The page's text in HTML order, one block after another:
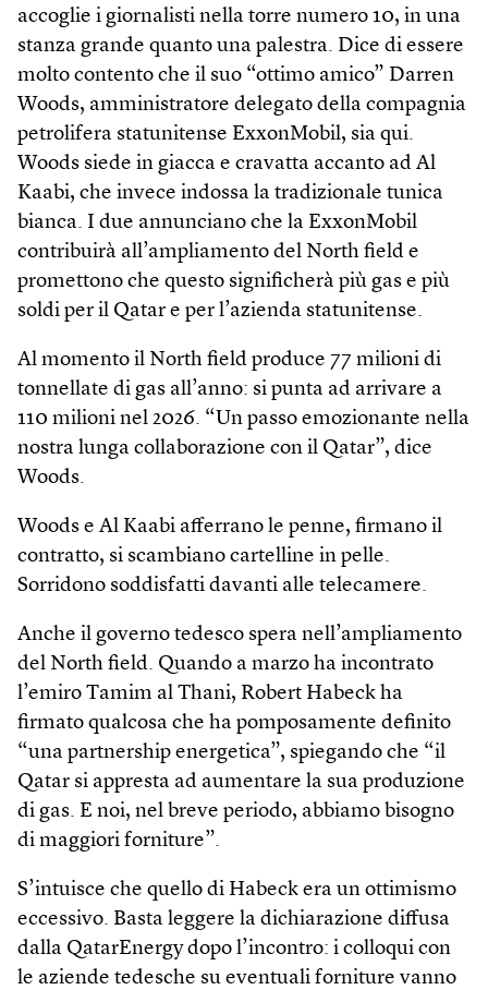
accoglie i giornalisti nella torre numero 10, in una
stanza grande quanto una palestra. Dice di essere
molto contento che il suo “ottimo amico” Darren
Woods, amministratore delegato della compagnia
petrolifera statunitense ExxonMobil, sia qui.
Woods siede in giacca e cravatta accanto ad Al
Kaabi, che invece indossa la tradizionale tunica
bianca. I due annunciano che la ExxonMobil
contribuirà all’ampliamento del North field e
promettono che questo significherà più gas e più
soldi per il Qatar e per l’azienda statunitense.
Al momento il North field produce 77 milioni di
tonnellate di gas all’anno: si punta ad arrivare a
110 milioni nel 2026. “Un passo emozionante nella
nostra lunga collaborazione con il Qatar”, dice
Woods.
Woods e Al Kaabi afferrano le penne, firmano il
contratto, si scambiano cartelline in pelle.
Sorridono soddisfatti davanti alle telecamere.
Anche il governo tedesco spera nell’ampliamento
del North field. Quando a marzo ha incontrato
l’emiro Tamim al Thani, Robert Habeck ha
firmato qualcosa che ha pomposamente definito
“una partnership energetica”, spiegando che “il
Qatar si appresta ad aumentare la sua produzione
di gas. E noi, nel breve periodo, abbiamo bisogno
di maggiori forniture”.
S’intuisce che quello di Habeck era un ottimismo
eccessivo. Basta leggere la dichiarazione diffusa
dalla QatarEnergy dopo l’incontro: i colloqui con
le aziende tedesche su eventuali forniture vanno